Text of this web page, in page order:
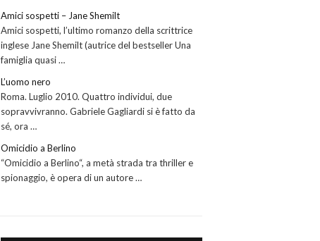
Amici sospetti – Jane Shemilt
Amici sospetti, l’ultimo romanzo della scrittrice
inglese Jane Shemilt (autrice del bestseller Una
famiglia quasi …
L’uomo nero
Roma. Luglio 2010. Quattro individui, due
sopravvivranno. Gabriele Gagliardi si è fatto da
sé, ora …
Omicidio a Berlino
“Omicidio a Berlino“, a metà strada tra thriller e
spionaggio, è opera di un autore …